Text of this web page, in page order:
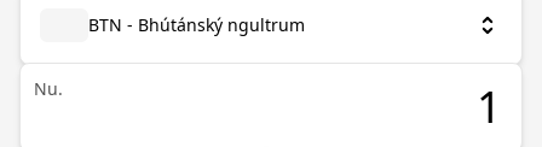
BTN - Bhútánský ngultrum
Nu.